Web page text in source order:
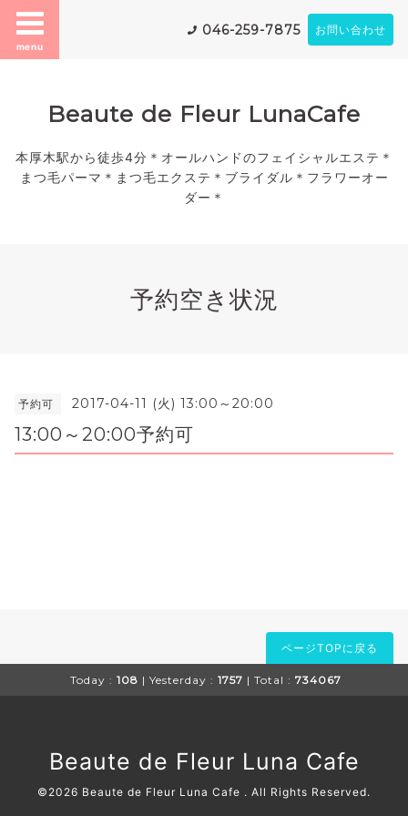
menu
046-259-7875 お問い合わせ
Beaute de Fleur LunaCafe
本厚木駅から徒歩4分＊オールハンドのフェイシャルエステ＊
まつ毛パーマ＊まつ毛エクステ＊ブライダル＊フラワーオー
ダー＊
予約空き状況
予約可 2017-04-11 (火) 13:00～20:00
13:00～20:00予約可
ページTOPに戻る
Today : 108 | Yesterday : 1757 | Total : 734067
Beaute de Fleur Luna Cafe
©2026 Beaute de Fleur Luna Cafe . All Rights Reserved.